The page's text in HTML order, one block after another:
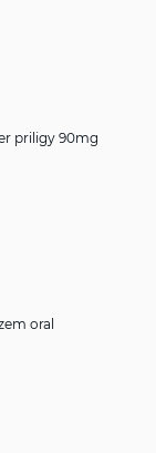
priligy 90mg
oral